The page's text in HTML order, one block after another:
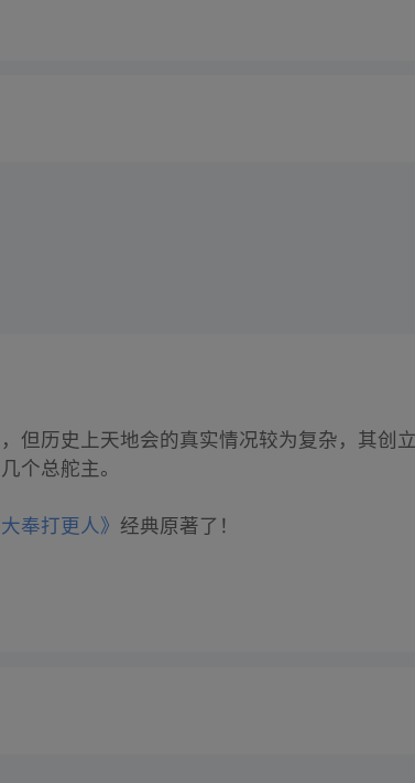
但历史上天地会的真实情况较为复杂，其创
个总舵主。
大奉打更人》 经典原著了！